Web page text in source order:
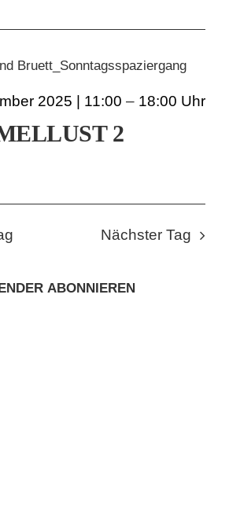
MALERKOLONIE
2
2025 | 11:00 – 18:00
Nächster Tag
ABONNIEREN